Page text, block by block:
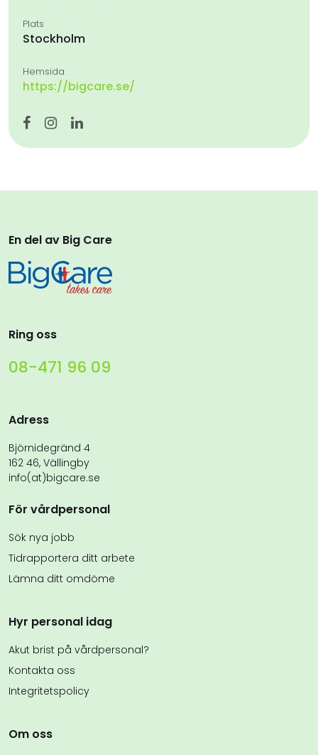
Plats
Stockholm
Hemsida
https://bigcare.se/
En del av Big Care
Ring oss
08-471 96 09
Adress
Björnidegränd 4
162 46, Vällingby
info(at)bigcare.se
För vårdpersonal
Sök nya jobb
Tidrapportera ditt arbete
Lämna ditt omdöme
Hyr personal idag
Akut brist på vårdpersonal?
Kontakta oss
Integritetspolicy
Om oss